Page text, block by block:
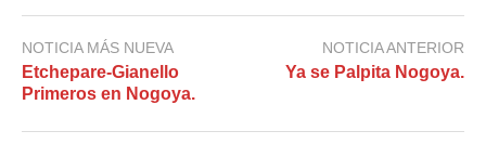
NOTICIA MÁS NUEVA
Etchepare-Gianello
Primeros en Nogoya.
NOTICIA ANTERIOR
Ya se Palpita Nogoya.